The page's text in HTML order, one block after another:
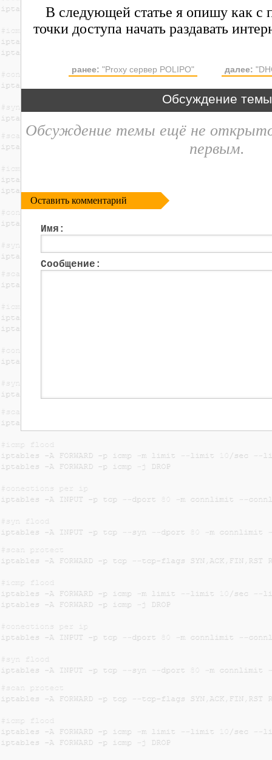
В следующей статье я опишу как
точки доступа начать раздавать
ранее:"Proxy сервер POLIPO" далее:
Обсуждение темы
Обсуждение темы ещё не
первым.
Оставить комментарий
Имя:
Сообщение: